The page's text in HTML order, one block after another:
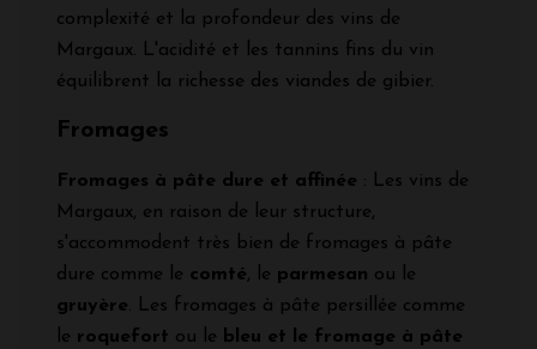
complexité et la profondeur des vins de
Margaux. L'acidité et les tannins fins du vin
équilibrent la richesse des viandes de gibier.
Fromages
Fromages à pâte dure et affinée : Les vins de
Margaux, en raison de leur structure,
s'accommodent très bien de fromages à pâte
dure comme le comté, le parmesan ou le
gruyère. Les fromages à pâte persillée comme
le roquefort ou le
bleu et le fromage à pâte